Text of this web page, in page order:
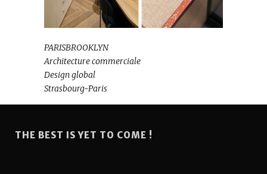
PARISBROOKLYN
Architecture commerciale
Design global
Strasbourg-Paris
THE BEST IS YET TO COME !